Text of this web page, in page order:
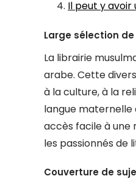
Il peut y avoir
Large sélection
La librairie
arabe. Cette
à la culture, à la
langue maternelle
accès facile à une
les passionnés de
Couverture de